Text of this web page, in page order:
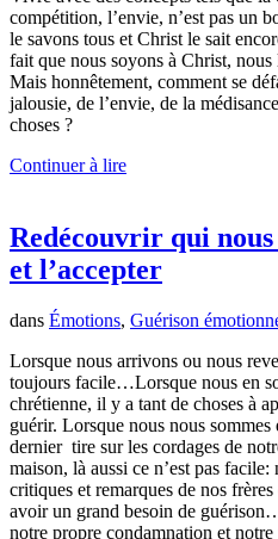
compétition, l’envie, n’est pas un
le savons tous et Christ le sait
fait que nous soyons à Christ,
Mais honnêtement, comment se
jalousie, de l’envie, de la
choses ?
Continuer à lire
Redécouvrir qui
et l’accepter
dans Émotions, Guérison
Lorsque nous arrivons ou nous
toujours facile…Lorsque nous en
chrétienne, il y a tant de choses à
guérir. Lorsque nous nous
dernier tire sur les cordages de
maison, là aussi ce n’est pas
critiques et remarques de nos
avoir un grand besoin de
notre propre condamnation et